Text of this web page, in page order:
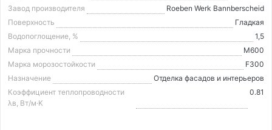
Завод производителя
Roeben Werk Bannberscheid
Поверхность
Гладкая
Водопоглощение, %
1,5
Марка прочности
М600
Марка морозостойкости
F300
Назначение
Отделка фасадов и интерьеров
Коэффициент теплопроводности
λв, Вт/м·K
0.81